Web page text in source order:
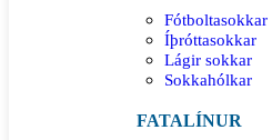
Fótboltasokkar
Íþróttasokkar
Lágir sokkar
Sokkahólkar
FATALÍNUR